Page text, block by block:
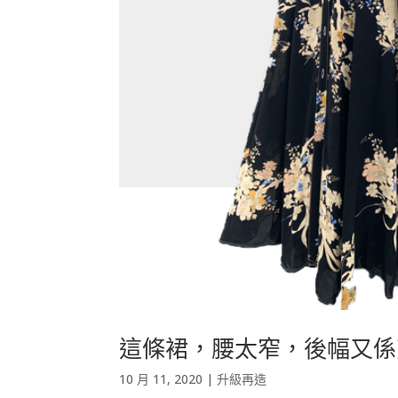
這條裙，腰太窄，後幅又
10 月 11, 2020 |升級再造